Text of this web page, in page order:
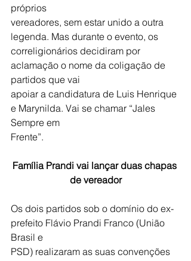
próprios
vereadores, sem estar unido a outra
legenda. Mas durante o evento, os
correligionários decidiram por
aclamação o nome da coligação de
partidos que vai
apoiar a candidatura de Luis Henrique
e Marynilda. Vai se chamar “Jales
Sempre em
Frente”.
Família Prandi vai lançar duas chapas
de vereador
Os dois partidos sob o domínio do ex-
prefeito Flávio Prandi Franco (União
Brasil e
PSD) realizaram as suas convenções